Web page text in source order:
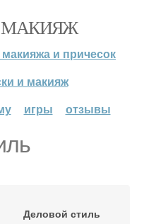
МАКИЯЖ
и причесок
и макияж
игры отзывы
Деловой стиль